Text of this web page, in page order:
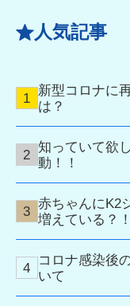
人気記事
新型コロナに
は？
知っていて欲
動！！
赤ちゃんにK2
増えている？！
コロナ感染後
いて